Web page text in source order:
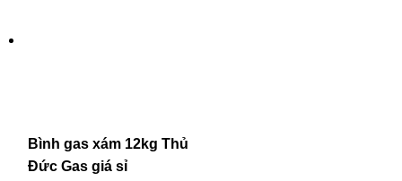
Bình gas xám 12kg Thủ
Đức Gas giá sỉ